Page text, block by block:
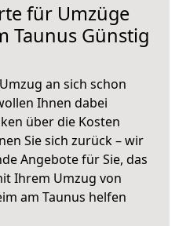
für Umzüge
Taunus Günstig
an sich schon
Ihnen dabei
über die Kosten
Sie sich zurück – wir
Angebote für Sie, das
Ihrem Umzug von
am Taunus helfen